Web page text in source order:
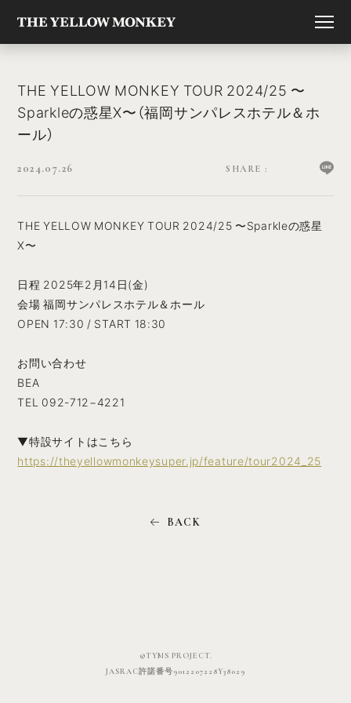
THE YELLOW MONKEY TOUR 2024/25 〜
Sparkleの惑星X〜（福岡サンパレスホテル＆ホ
ール）
2024.07.26
THE YELLOW MONKEY TOUR 2024/25 〜Sparkleの惑星
X〜
日程 2025年2月14日(金)
会場 福岡サンパレスホテル＆ホール
OPEN 17:30 / START 18:30
お問い合わせ
BEA
TEL 092-712−4221
▼特設サイトはこちら
https://theyellowmonkeysuper.jp/feature/tour2024_25
©TYMS PROJECT.
JASRAC許諾番号9012207228Y38029